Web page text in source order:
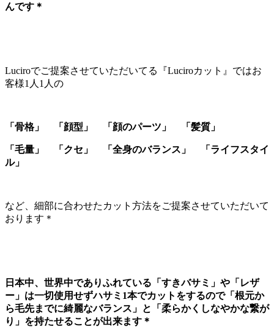
んです＊
Luciroでご提案させていただいてる『Luciroカット』ではお
客様1人1人の
「骨格」 「顔型」 「顔のパーツ」 「髪質」
「毛量」 「クセ」 「全身のバランス」 「ライフスタイ
ル」
など、細部に合わせたカット方法をご提案させていただいて
おります＊
日本中、世界中でありふれている「すきバサミ」や「レザ
ー」は一切使用せずハサミ1本でカットをするので「根元か
ら毛先までに綺麗なバランス」と「柔らかくしなやかな繋が
り」を持たせることが出来ます＊